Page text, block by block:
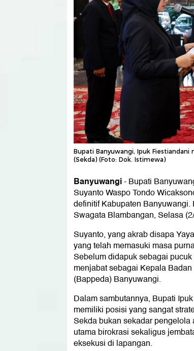
Bupati Banyuwangi, Ipuk Fiestiandani
(Sekda) (Foto: Dok. Istimewa)
Banyuwangi-Bupati
Suyanto Waspo Tondo
definitif Kabupaten
Swagata Blambangan, Selasa
Suyanto, yang akrab disapa
yang telah memasuki masa
Sebelum didapuk sebagai
menjabat sebagai Kepala
(Bappeda) Banyuwangi.
Dalam sambutannya, Bupati
memiliki posisi yang sangat
Sekda bukan sekadar
utama birokrasi sekaligus
eksekusi di lapangan.